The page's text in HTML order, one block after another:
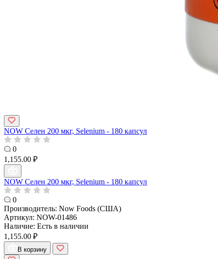
NOW Селен 200 мкг, Selenium - 180 капсул
0
1,155.00 ₽
NOW Селен 200 мкг, Selenium - 180 капсул
0
Производитель: Now Foods (США)
Артикул: NOW-01486
Наличие: Есть в наличии
1,155.00 ₽
В корзину